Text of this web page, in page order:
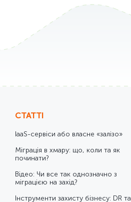
СТАТТІ
IaaS-сервіси або власне «залізо»
Міграція в хмару: що, коли та як
починати?
Відео: Чи все так однозначно з
міграцією на захід?
Інструменти захисту бізнесу: DR та